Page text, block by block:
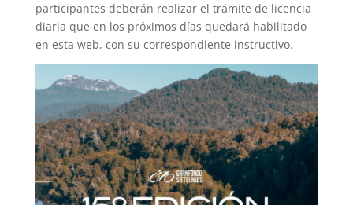
participantes deberán realizar el trámite de licencia
diaria que en los próximos días quedará habilitado
en esta web, con su correspondiente instructivo.